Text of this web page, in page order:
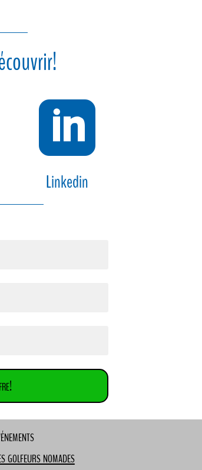

Linkedin
golfeurs nomades